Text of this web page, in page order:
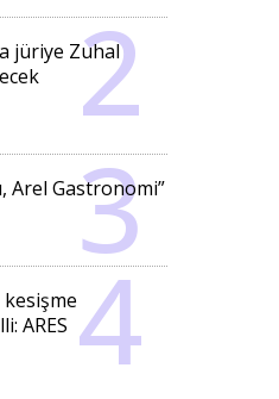
jüriye Zuhal
Arel Gastronomi”
ARES